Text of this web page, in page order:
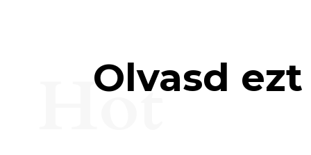
Olvasd
Hot